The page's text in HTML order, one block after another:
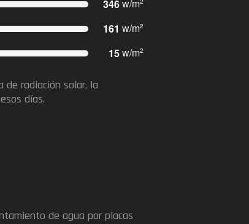
346w/m
161 w/m2
15w/m2
de radiación solar, la
días.​
de agua por placas